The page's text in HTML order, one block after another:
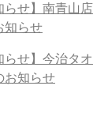
らせ】南青山
知らせ
らせ】今治タ
お知らせ